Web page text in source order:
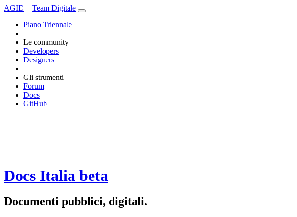
AGID + Team Digitale
Piano Triennale
Le community
Developers
Designers
Gli strumenti
Forum
Docs
GitHub
Docs Italia beta
Documenti pubblici, digitali.